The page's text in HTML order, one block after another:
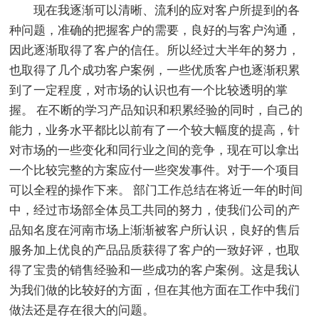
现在我逐渐可以清晰、流利的应对客户所提到的各
种问题，准确的把握客户的需要，良好的与客户沟通，
因此逐渐取得了客户的信任。所以经过大半年的努力，
也取得了几个成功客户案例，一些优质客户也逐渐积累
到了一定程度，对市场的认识也有一个比较透明的掌
握。 在不断的学习产品知识和积累经验的同时，自己的
能力，业务水平都比以前有了一个较大幅度的提高，针
对市场的一些变化和同行业之间的竞争，现在可以拿出
一个比较完整的方案应付一些突发事件。对于一个项目
可以全程的操作下来。 部门工作总结在将近一年的时间
中，经过市场部全体员工共同的努力，使我们公司的产
品知名度在河南市场上渐渐被客户所认识，良好的售后
服务加上优良的产品品质获得了客户的一致好评，也取
得了宝贵的销售经验和一些成功的客户案例。这是我认
为我们做的比较好的方面，但在其他方面在工作中我们
做法还是存在很大的问题。